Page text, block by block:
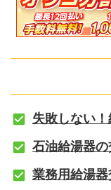
失敗しない
石油給湯器
業務用給湯